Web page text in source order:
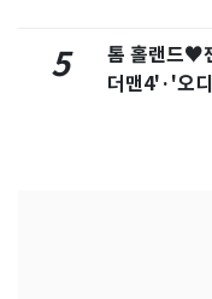
5
톰 홀랜드♥
더맨4'·'오